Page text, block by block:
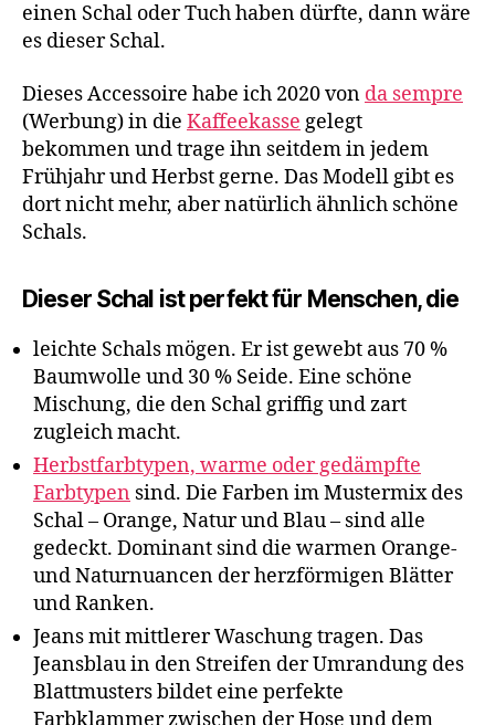
einen Schal oder Tuch haben dürfte, dann wäre
es dieser Schal.
Dieses Accessoire habe ich 2020 von da sempre
(Werbung) in die Kaffeekasse gelegt
bekommen und trage ihn seitdem in jedem
Frühjahr und Herbst gerne. Das Modell gibt es
dort nicht mehr, aber natürlich ähnlich schöne
Schals.
Dieser Schal ist perfekt für Menschen, die
leichte Schals mögen. Er ist gewebt aus 70 %
Baumwolle und 30 % Seide. Eine schöne
Mischung, die den Schal griffig und zart
zugleich macht.
Herbstfarbtypen, warme oder gedämpfte
Farbtypen sind. Die Farben im Mustermix des
Schal – Orange, Natur und Blau – sind alle
gedeckt. Dominant sind die warmen Orange-
und Naturnuancen der herzförmigen Blätter
und Ranken.
Jeans mit mittlerer Waschung tragen. Das
Jeansblau in den Streifen der Umrandung des
Blattmusters bildet eine perfekte
Farbklammer zwischen der Hose und dem